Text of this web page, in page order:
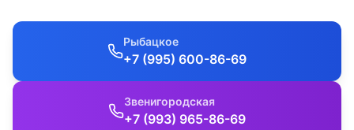
Рыбацкое
+7 (995) 600-86-69
Звенигородская
+7 (993) 965-86-69